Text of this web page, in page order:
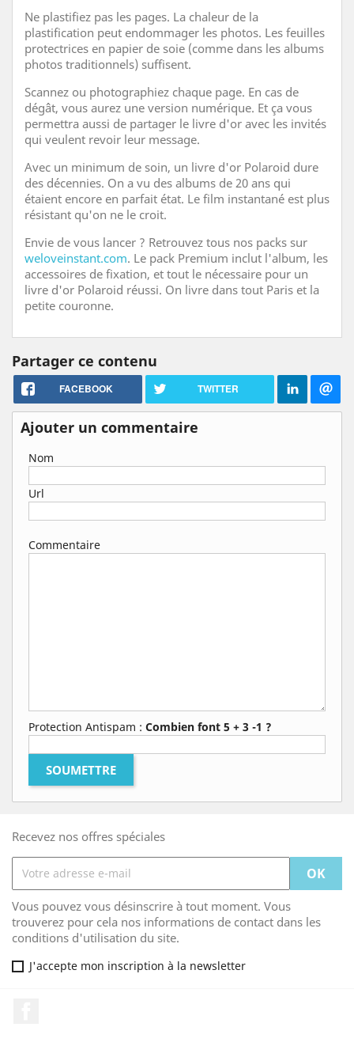
Ne plastifiez pas les pages. La chaleur de la
plastification peut endommager les photos. Les feuilles
protectrices en papier de soie (comme dans les albums
photos traditionnels) suffisent.
Scannez ou photographiez chaque page. En cas de
dégât, vous aurez une version numérique. Et ça vous
permettra aussi de partager le livre d'or avec les invités
qui veulent revoir leur message.
Avec un minimum de soin, un livre d'or Polaroid dure
des décennies. On a vu des albums de 20 ans qui
étaient encore en parfait état. Le film instantané est plus
résistant qu'on ne le croit.
Envie de vous lancer ? Retrouvez tous nos packs sur
weloveinstant.com. Le pack Premium inclut l'album, les
accessoires de fixation, et tout le nécessaire pour un
livre d'or Polaroid réussi. On livre dans tout Paris et la
petite couronne.
Partager ce contenu
FACEBOOK TWITTER
Ajouter un commentaire
Nom
Url
Commentaire
Protection Antispam : Combien font 5 + 3 -1 ?
Recevez nos offres spéciales
Vous pouvez vous désinscrire à tout moment. Vous
trouverez pour cela nos informations de contact dans les
conditions d'utilisation du site.
J'accepte mon inscription à la newsletter